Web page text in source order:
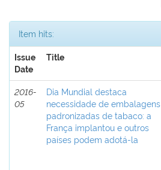
Item hits:
Issue
Date
Title
2016-
05
Dia Mundial destaca
necessidade de embalagens
padronizadas de tabaco: a
França implantou e outros
países podem adotá-la